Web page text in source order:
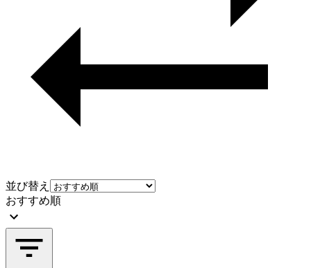
並び替え
おすすめ順